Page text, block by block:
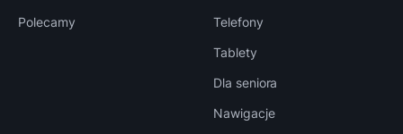
Polecamy
Telefony
Tablety
Dla seniora
Nawigacje